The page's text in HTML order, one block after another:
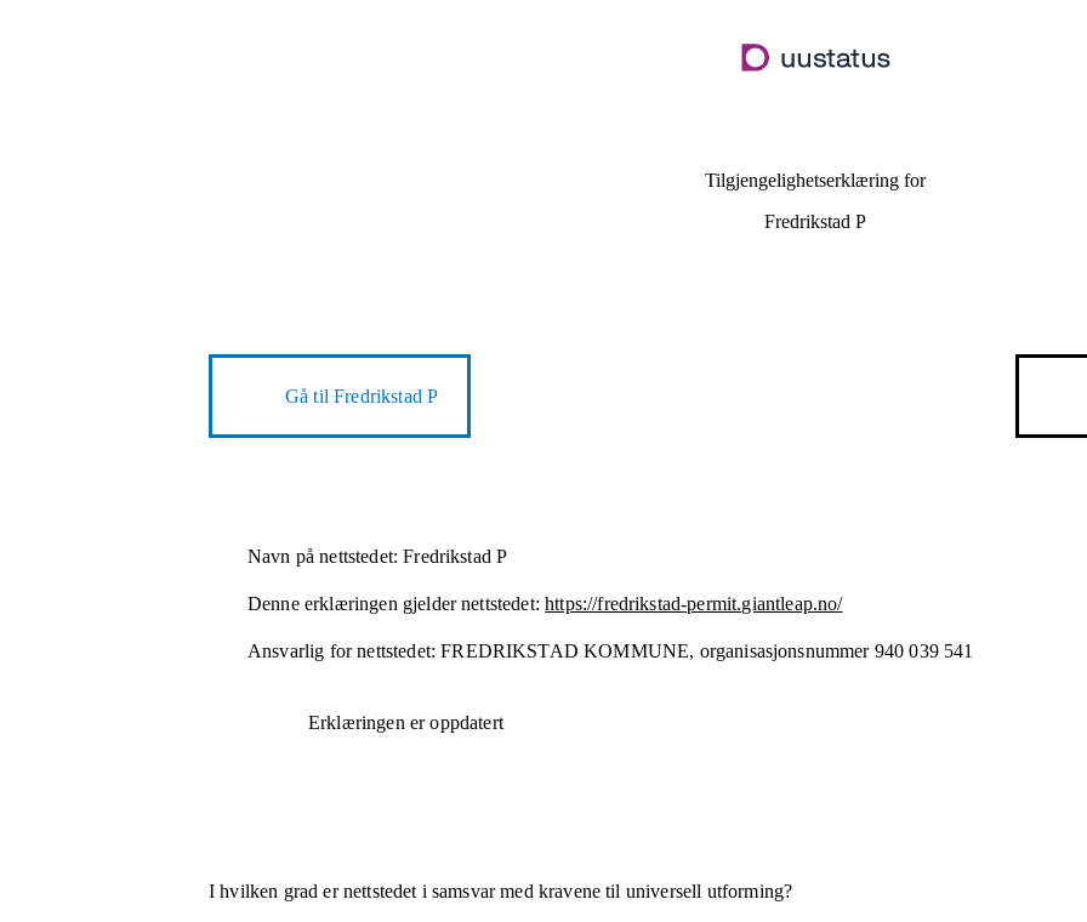
hovedinnhold
Tilgjengelighetserklæring for
Fredrikstad P
Gå tilFredrikstad P
Navn på nettstedet: Fredrikstad P
Denne erklæringen gjelder nettstedet: https://fredrikstad-permit.giantleap.no/
Ansvarlig for nettstedet: FREDRIKSTAD KOMMUNE, organisasjonsnummer 940 039 541
Erklæringen er oppdatert
I hvilken grad er nettstedet i samsvar med kravene til universell utforming?